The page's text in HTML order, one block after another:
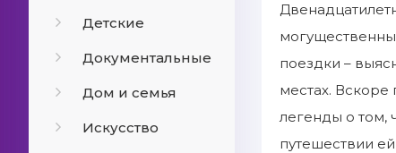
Детские
Документальные
Дом и семья
Искусство
поездки –
местах. Вскоре
легенды о том,
путешествии